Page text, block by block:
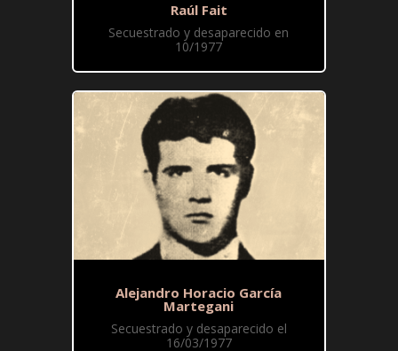
Raúl Fait
Secuestrado y desaparecido en
10/1977
Alejandro Horacio García
Martegani
Secuestrado y desaparecido el
16/03/1977